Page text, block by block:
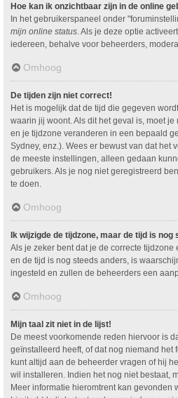
Hoe kan ik onzichtbaar zijn in de online
In het gebruikerspaneel onder
mijn online status . Als je deze optie
iedereen, behalve voor beheerders,
Omhoog
De tijden zijn niet correct!
Het is mogelijk dat de tijd die gegeven
waarin jij woont. Als dit het geval is, moet
en je tijdzone veranderen in een bepaald
Sydney, enz.). Wees er bewust van dat het
de meeste instellingen, alleen gedaan
gebruikers. Als je nog niet geregistreerd
te doen.
Omhoog
Ik wijzigde de tijdzone, maar de tijd is nog
Als je zeker bent dat je de correcte
en de tijd is nog steeds anders, is
ingesteld en zullen de beheerders een
Omhoog
Mijn taal zit niet in de lijst!
De meest voorkomende reden hiervoor is
geïnstalleerd heeft, of dat nog niemand het
kunt altijd aan de beheerder vragen of hij
wil installeren. Indien het nog niet bestaat,
Meer informatie hieromtrent kan gevonden